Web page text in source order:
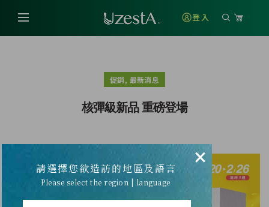
登入
促銷, 最新消息
核彈級新品 重磅登場
×
請選擇您欲造訪的地區及語言
Please select the region | language